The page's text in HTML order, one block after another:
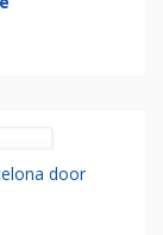
door